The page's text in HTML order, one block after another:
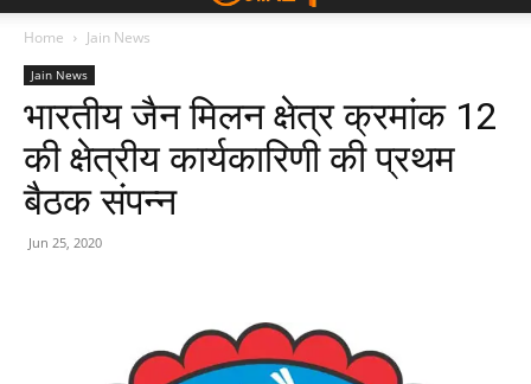
Home Jain News
Jain News
भारतीय जैन मिलन क्षेत्र क्रमांक 12
की क्षेत्रीय कार्यकारिणी की प्रथम
बैठक संपन्न
Jun 25, 2020